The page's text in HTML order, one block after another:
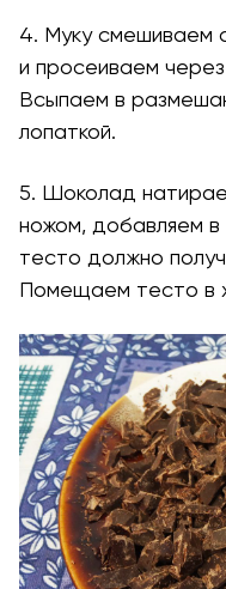
4. Муку смешиваем
и просеиваем
Всыпаем в
лопаткой.
5. Шоколад
ножом, добавляем
тесто должно
Помещаем тесто в